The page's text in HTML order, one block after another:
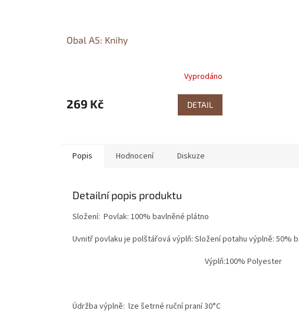
Obal A5: Knihy
Vyprodáno
269 Kč DETAIL
Popis Hodnocení Diskuze
Detailní popis produktu
Složení: Povlak: 100% bavlněné plátno
Uvnitř povlaku je polštářová výplň: Složení potahu výplně: 50%
Výplň:100% Polyester
Údržba výplně: lze šetrné ruční praní 30°C